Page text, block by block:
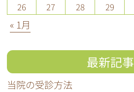
26
27 28 29
« 1月
最新記事
当院の受診方法